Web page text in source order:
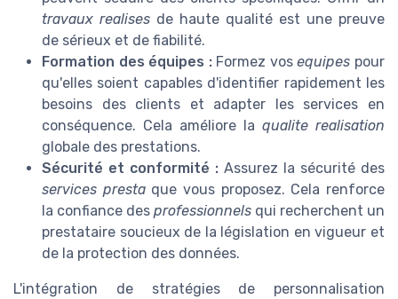
travaux realises de haute qualité est une preuve
de sérieux et de fiabilité.
Formation des équipes :Formez vosequipes pour
qu'elles soient capables d'identifier rapidement les
besoins des clients et adapter les services en
conséquence. Cela améliore la qualite realisation
globale des prestations.
Sécurité et conformité : Assurez la sécurité des
services prestaque vous proposez. Cela renforce
la confiance des professionnels qui recherchent un
prestataire soucieux de la législation en vigueur et
de la protection des données.
L'intégration de stratégies de personnalisation